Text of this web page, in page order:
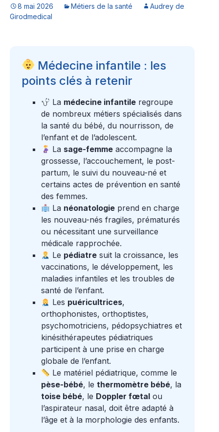
8 mai 2026 Métiers de la santé
Audrey de
Girodmedical
Médecine infantile : les
points clés à retenir
La médecine infantile regroupe
de nombreux métiers spécialisés dans
la santé du bébé, du nourrisson, de
l’enfant et de l’adolescent.
La sage-femme accompagne la
grossesse, l’accouchement, le post-
partum, le suivi du nouveau-né et
certains actes de prévention en santé
des femmes.
La néonatologie prend en charge
les nouveau-nés fragiles, prématurés
ou nécessitant une surveillance
médicale rapprochée.
Le pédiatre suit la croissance, les
vaccinations, le développement, les
maladies infantiles et les troubles de
santé de l’enfant.
Les puéricultrices,
orthophonistes, orthoptistes,
psychomotriciens, pédopsychiatres et
kinésithérapeutes pédiatriques
participent à une prise en charge
globale de l’enfant.
Le matériel pédiatrique, comme le
pèse-bébé, le thermomètre bébé, la
toise bébé, le Doppler fœtal ou
l’aspirateur nasal, doit être adapté à
l’âge et à la morphologie des enfants.